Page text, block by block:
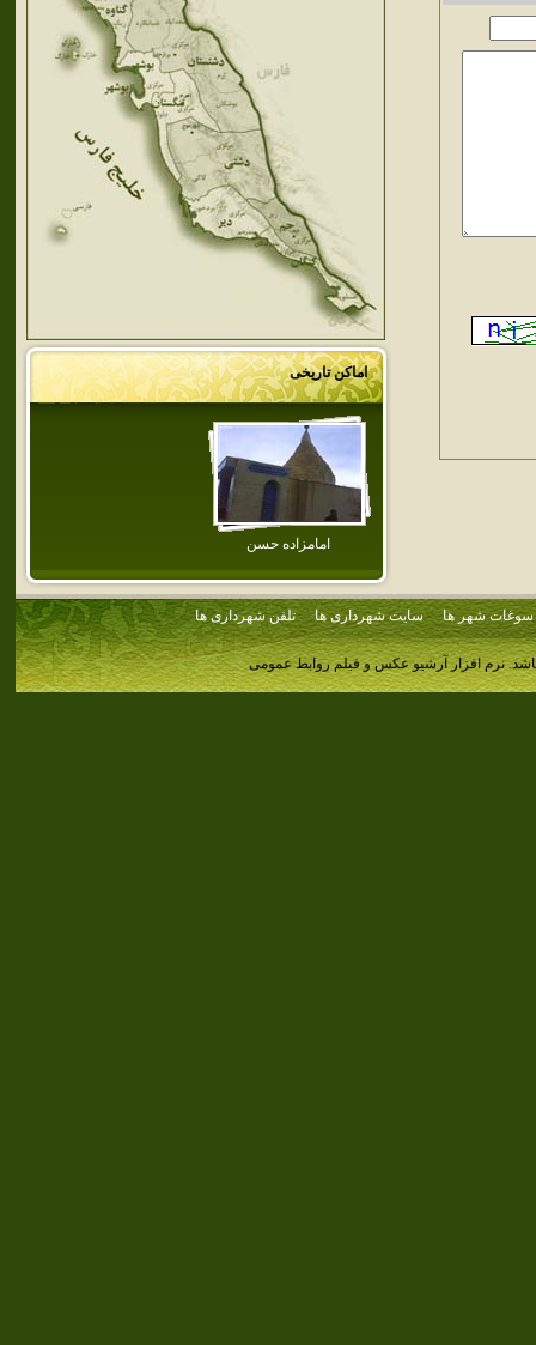
اماکن تاریخی
امامزاده حسن
سوغات شهر ها سایت شهرداری ها تلفن شهرداری ها
نرم افزار آرشیو عکس و فیلم روابط عمومی